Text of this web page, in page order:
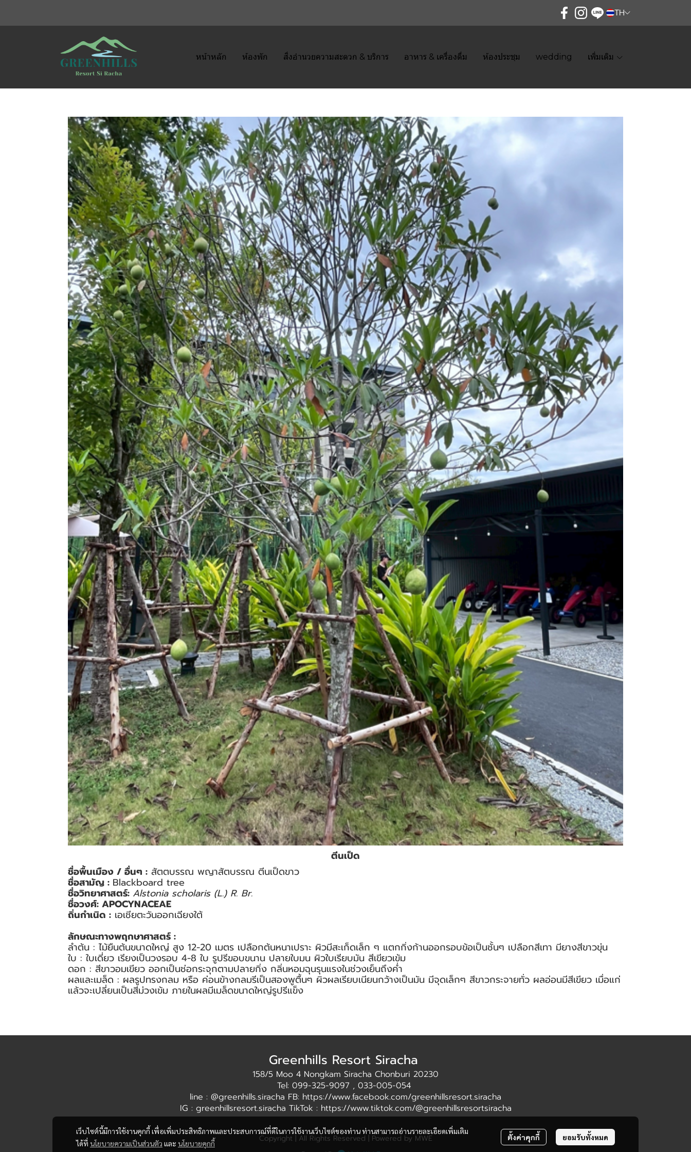
TH
หน้าหลัก ห้องพัก สิ่งอำนวยความสะดวก & บริการ อาหาร & เครื่องดื่ม ห้องประชุม wedding เพิ่มเติม
ตีนเป็ด
ชื่อพื้นเมือง / อื่นๆ : สัตตบรรณ พญาสัตบรรณ ตีนเป็ดขาว
ชื่อสามัญ : Blackboard tree
ชื่อวิทยาศาสตร์: Alstonia scholaris (L.) R. Br.
ชื่อวงศ์: APOCYNACEAE
ถิ่นกำเนิด : เอเชียตะวันออกเฉียงใต้
ลักษณะทางพฤกษาศาสตร์ :
ลำต้น : ไม้ยืนต้นขนาดใหญ่ สูง 12-20 เมตร เปลือกต้นหนาเปราะ ผิวมีสะเก็ดเล็ก ๆ แตกกิ่งก้านออกรอบข้อเป็นชั้นๆ เปลือกสีเทา มียางสีขาวขุ่น
ใบ : ใบเดี่ยว เรียงเป็นวงรอบ 4-8 ใบ รูปรีขอบขนาน ปลายใบมน ผิวใบเรียบมัน สีเขียวเข้ม
ดอก : สีขาวอมเขียว ออกเป็นช่อกระจุกตามปลายกิ่ง กลิ่นหอมฉุนรุนแรงในช่วงเย็นถึงค่ำ
ผลและเมล็ด : ผลรูปทรงกลม หรือ ค่อนข้างกลมรีเป็นสองพูตื้นๆ ผิวผลเรียบเนียนกว้างเป็นมัน มีจุดเล็กๆ สีขาวกระจายทั่ว ผลอ่อนมีสีเขียว เมื่อแก่
แล้วจะเปลี่ยนเป็นสีม่วงเข้ม ภายในผลมีเมล็ดขนาดใหญ่รูปรีแข็ง
เว็บไซต์นี้มีการใช้งานคุกกี้ เพื่อเพิ่มประสิทธิภาพและประสบการณ์ที่ดีในการใช้งานเว็บไซต์ของท่าน ท่านสามารถอ่านรายละเอียดเพิ่มเติม
ได้ที่ นโยบายความเป็นส่วนตัว และ นโยบายคุกกี้
ตั้งค่าคุกกี้ ยอมรับทั้งหมด
Greenhills Resort Siracha
158/5 Moo 4 Nongkam Siracha Chonburi 20230
Tel: 099-325-9097 , 033-005-054
line : @greenhills.siracha FB: https://www.facebook.com/greenhillsresort.siracha
IG : greenhillsresort.siracha TikTok : https://www.tiktok.com/@greenhillsresortsiracha
Copyright | All Rights Reserved | Powered by MWE